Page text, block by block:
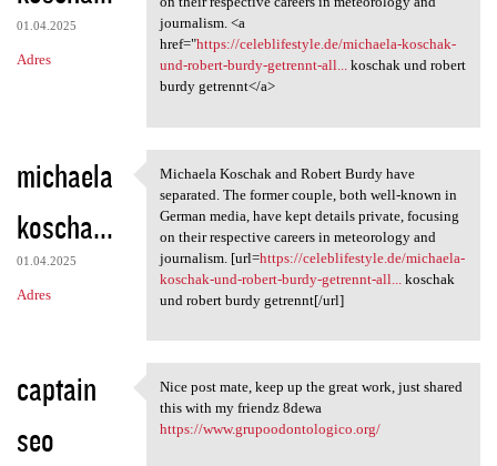
01.04.2025
Adres
journalism. <a
href="https://celeblifestyle.de/michaela-koschak-
und-robert-burdy-getrennt-all...
koschak und robert
burdy getrennt</a>
michaela
koscha...
01.04.2025
Adres
Michaela Koschak and Robert
Michaela Koschak and Robert Burdy have
separated. The former couple, both well-known in
German media, have kept details private, focusing
on their respective careers in meteorology and
journalism. [url=https://celeblifestyle.de/michaela-
koschak-und-robert-burdy-getrennt-all...
koschak
und robert burdy getrennt[/url]
captain
seo
Nice post mate, keep up the
Nice post mate, keep up the great work, just shared
this with my friendz 8dewa
https://www.grupoodontologico.org/